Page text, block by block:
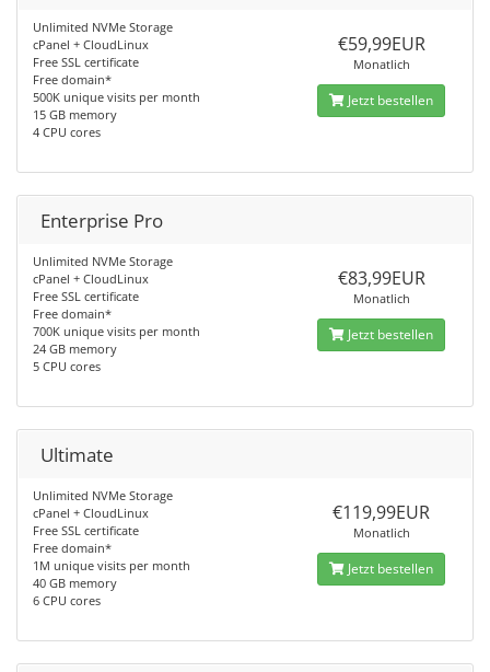
Unlimited NVMe Storage
cPanel + CloudLinux
Free SSL certificate
Free domain*
500K unique visits per month
15 GB memory
4 CPU cores
€59,99EUR
Monatlich
Jetzt bestellen
Enterprise Pro
Unlimited NVMe Storage
cPanel + CloudLinux
Free SSL certificate
Free domain*
700K unique visits per month
24 GB memory
5 CPU cores
€83,99EUR
Monatlich
Jetzt bestellen
Ultimate
Unlimited NVMe Storage
cPanel + CloudLinux
Free SSL certificate
Free domain*
1M unique visits per month
40 GB memory
6 CPU cores
€119,99EUR
Monatlich
Jetzt bestellen